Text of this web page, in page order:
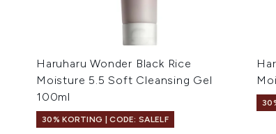
Haruharu Wonder Black Rice
Moisture 5.5 Soft Cleansing Gel
100ml
30% KORTING | CODE: SALELF